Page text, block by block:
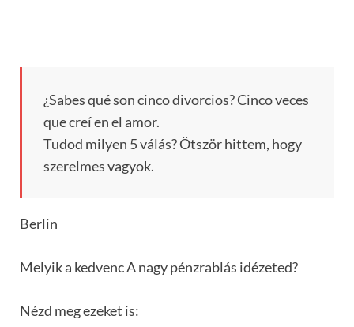
¿Sabes qué son cinco divorcios? Cinco veces
que creí en el amor.
Tudod milyen 5 válás? Ötször hittem, hogy
szerelmes vagyok.
Berlin
Melyik a kedvenc A nagy pénzrablás idézeted?
Nézd meg ezeket is: